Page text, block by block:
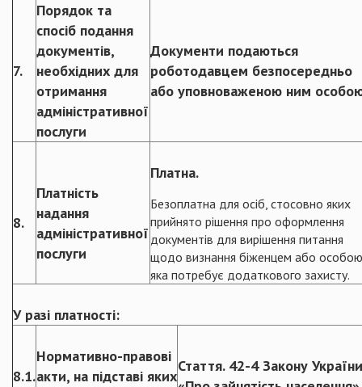
7.
Порядок та
спосіб подання
документів,
необхідних для
отримання
адміністративної
послуги
Документи подаються
роботодавцем безпосередньо
або уповноваженою ним
8.
Платність
надання
адміністративної
послуги
Платна.
Безоплатна для осіб, стосовно яких
прийнято рішення про оформлення
документів для вирішення питання
щодо визнання біженцем або
яка потребує додаткового захисту.
У разі платності:
8.1.
Нормативно-правові
акти, на підставі яких
Стаття. 42-4 Закону України